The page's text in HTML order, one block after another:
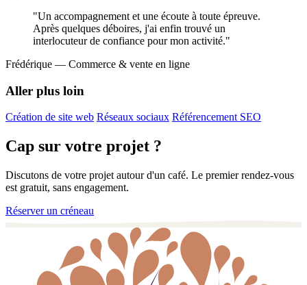
"Un accompagnement et une écoute à toute épreuve.
Après quelques déboires, j'ai enfin trouvé un
interlocuteur de confiance pour mon activité."
Frédérique — Commerce & vente en ligne
Aller plus loin
Création de site web Réseaux sociaux Référencement SEO
Cap sur votre projet ?
Discutons de votre projet autour d'un café. Le premier rendez-vous
est gratuit, sans engagement.
Réserver un créneau